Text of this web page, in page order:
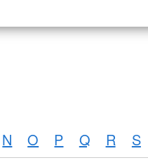
N O P Q R S